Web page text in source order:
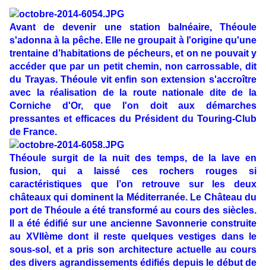
Avant de devenir une station balnéaire, Théoule
s'adonna à la pêche. Elle ne groupait à l'origine qu'une
trentaine d’habitations de pécheurs, et on ne pouvait y
accéder que par un petit chemin, non carrossable, dit
du Trayas. Théoule vit enfin son extension s'accroître
avec la réalisation de la route nationale dite de la
Corniche d'Or, que l'on doit aux démarches
pressantes et efficaces du Président du Touring-Club
de France.
Théoule surgit de la nuit des temps, de la lave en
fusion, qui a laissé ces rochers rouges si
caractéristiques que l’on retrouve sur les deux
châteaux qui dominent la Méditerranée. Le Château du
port de Théoule a été transformé au cours des siècles.
Il a été édifié sur une ancienne Savonnerie construite
au XVIIème dont il reste quelques vestiges dans le
sous-sol, et a pris son architecture actuelle au cours
des divers agrandissements édifiés depuis le début de